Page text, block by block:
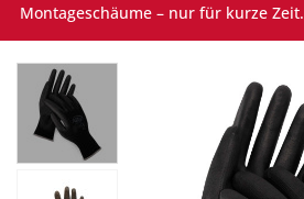
Montageschäume – nur für kurze Zeit.